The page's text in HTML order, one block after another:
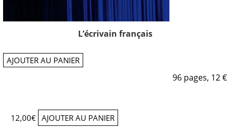
L’écrivain français
AJOUTER AU PANIER
96 pages, 12 €
12,00€ AJOUTER AU PANIER